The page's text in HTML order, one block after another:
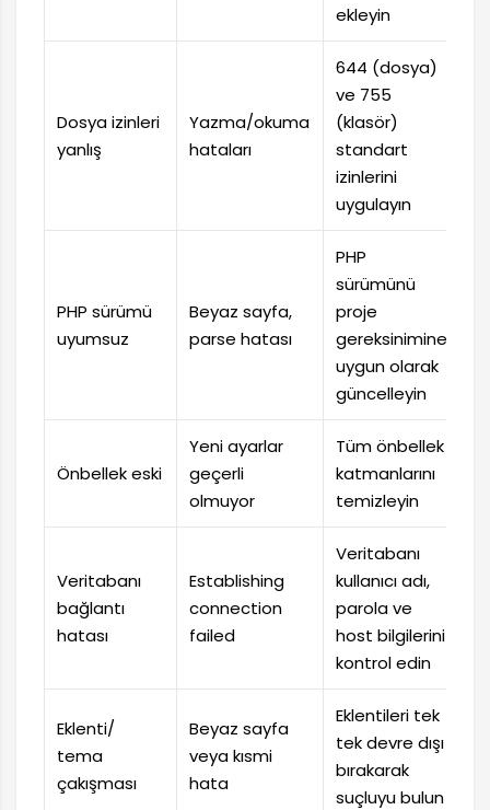
ekleyin
Dosya izinleri
yanlış
Yazma/okuma
hataları
644 (dosya)
ve 755
(klasör)
standart
izinlerini
uygulayın
PHP sürümü
uyumsuz
Beyaz sayfa,
parse hatası
PHP
sürümünü
proje
gereksinimine
uygun olarak
güncelleyin
Önbellek eski
Yeni ayarlar
geçerli
olmuyor
Tüm önbellek
katmanlarını
temizleyin
Veritabanı
bağlantı
hatası
Establishing
connection
failed
Veritabanı
kullanıcı adı,
parola ve
host bilgilerini
kontrol edin
Eklenti/
tema
çakışması
Beyaz sayfa
veya kısmi
hata
Eklentileri tek
tek devre dışı
bırakarak
suçluyu bulun